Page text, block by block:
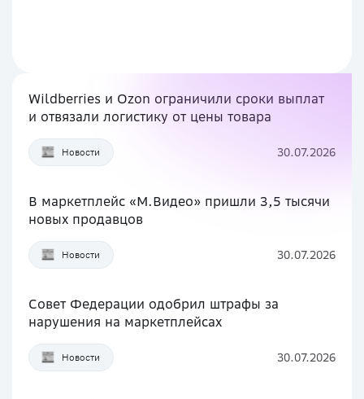
Wildberries и Ozon ограничили сроки выплат
и отвязали логистику от цены товара
Новости 30.07.2026
В маркетплейс «М.Видео» пришли 3,5 тысячи
новых продавцов
Новости 30.07.2026
Совет Федерации одобрил штрафы за
нарушения на маркетплейсах
Новости 30.07.2026